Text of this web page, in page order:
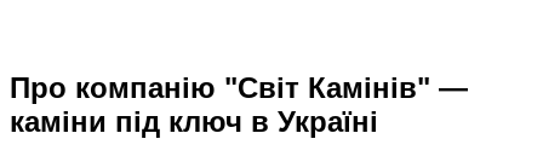
Про компанію "Світ Камінів" —
каміни під ключ в Україні